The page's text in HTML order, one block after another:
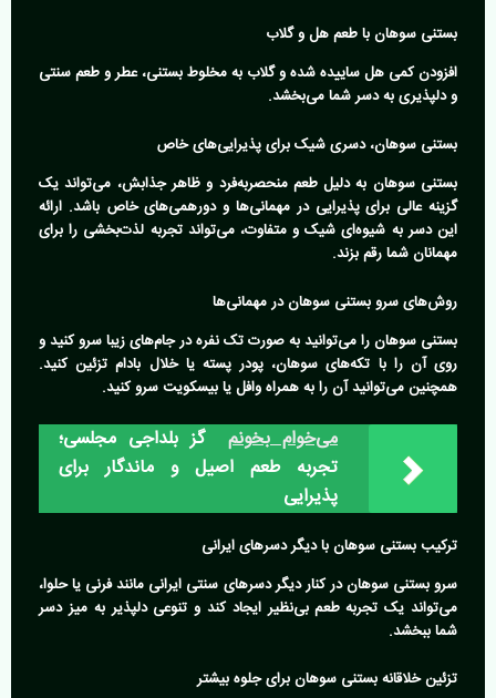
بستنی سوهان با طعم هل و گلاب
افزودن کمی هل ساییده شده و گلاب به مخلوط بستنی، عطر و طعم سنتی
و دلپذیری به دسر شما می‌بخشد.
بستنی سوهان، دسری شیک برای پذیرایی‌های خاص
بستنی سوهان به دلیل طعم منحصربه‌فرد و ظاهر جذابش، می‌تواند یک
گزینه عالی برای پذیرایی در مهمانی‌ها و دورهمی‌های خاص باشد. ارائه
این دسر به شیوه‌ای شیک و متفاوت، می‌تواند تجربه لذت‌بخشی را برای
مهمانان شما رقم بزند.
روش‌های سرو بستنی سوهان در مهمانی‌ها
بستنی سوهان را می‌توانید به صورت تک نفره در جام‌های زیبا سرو کنید و
روی آن را با تکه‌های سوهان، پودر پسته یا خلال بادام تزئین کنید.
همچنین می‌توانید آن را به همراه وافل یا بیسکویت سرو کنید.
می‌خوام بخونم
گز بلداجی مجلسی؛
تجربه طعم اصیل و ماندگار برای
پذیرایی
ترکیب بستنی سوهان با دیگر دسرهای ایرانی
سرو بستنی سوهان در کنار دیگر دسرهای سنتی ایرانی مانند فرنی یا حلوا،
می‌تواند یک تجربه طعم بی‌نظیر ایجاد کند و تنوعی دلپذیر به میز دسر
شما ببخشد.
تزئین خلاقانه بستنی سوهان برای جلوه بیشتر